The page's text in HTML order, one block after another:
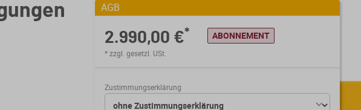
AGB
2.990,00 €* ABONNEMENT
* zzgl. gesetzl. USt.
Zustimmungserklärung